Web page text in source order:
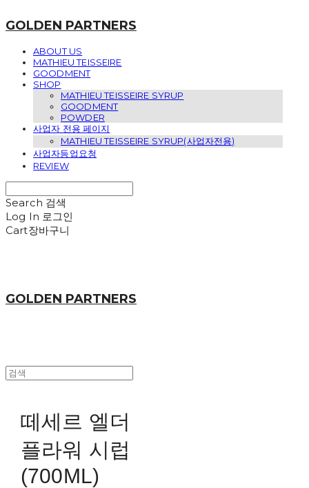
GOLDEN PARTNERS
ABOUT US
MATHIEU TEISSEIRE
GOODMENT
SHOP
MATHIEU TEISSEIRE SYRUP
GOODMENT
POWDER
사업자 전용 페이지
MATHIEU TEISSEIRE SYRUP(사업자전용)
사업자등업요청
REVIEW
Search 검색
Log In 로그인
Cart장바구니
GOLDEN PARTNERS
떼세르 엘더
플라워 시럽
(700ML)